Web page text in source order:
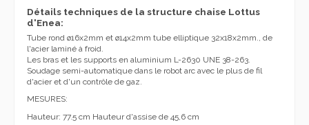
Détails techniques de la structure chaise Lottus
d'Enea:
Tube rond ø16x2mm et ø14x2mm tube elliptique 32x18x2mm., de
l'acier laminé à froid.
Les bras et les supports en aluminium L-2630 UNE 38-263.
Soudage semi-automatique dans le robot arc avec le plus de fil
d'acier et d'un contrôle de gaz.
MESURES:
Hauteur: 77.5 cm Hauteur d'assise de 45,6 cm